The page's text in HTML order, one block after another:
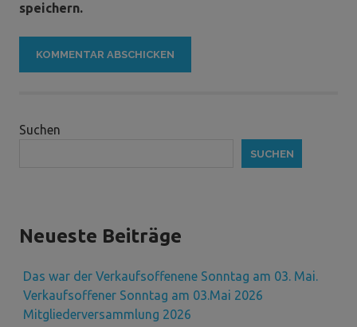
speichern.
Suchen
SUCHEN
Neueste Beiträge
Das war der Verkaufsoffenene Sonntag am 03. Mai.
Verkaufsoffener Sonntag am 03.Mai 2026
Mitgliederversammlung 2026